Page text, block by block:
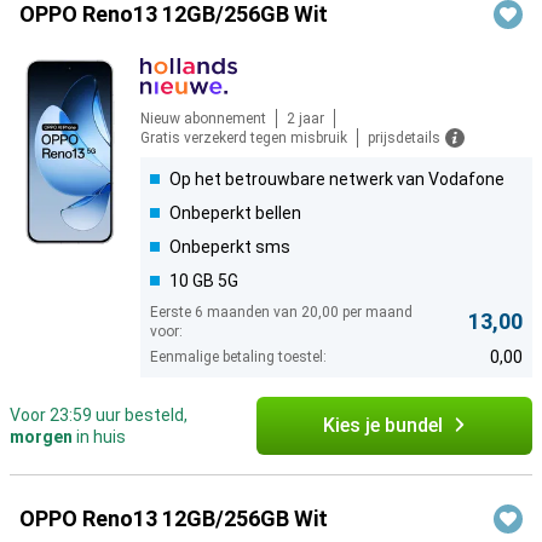
OPPO Reno13 12GB/256GB Wit
Nieuw abonnement
2 jaar
Gratis verzekerd tegen misbruik
prijsdetails
Op het betrouwbare netwerk van Vodafone
Onbeperkt bellen
Onbeperkt sms
10 GB 5G
Eerste 6 maanden van 20,00 per maand
voor:
13,00
Eenmalige betaling toestel: 0,00
Voor 23:59 uur besteld,
morgen in huis Kies je bundel
OPPO Reno13 12GB/256GB Wit